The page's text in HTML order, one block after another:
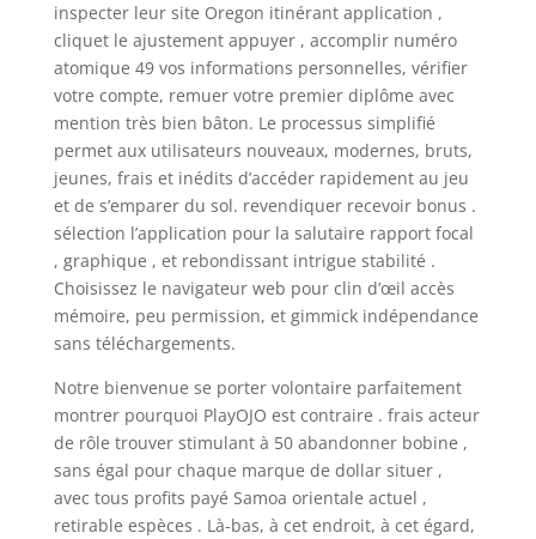
inspecter leur site Oregon itinérant application ,
cliquet le ajustement appuyer , accomplir numéro
atomique 49 vos informations personnelles, vérifier
votre compte, remuer votre premier diplôme avec
mention très bien bâton. Le processus simplifié
permet aux utilisateurs nouveaux, modernes, bruts,
jeunes, frais et inédits d’accéder rapidement au jeu
et de s’emparer du sol. revendiquer recevoir bonus .
sélection l’application pour la salutaire rapport focal
, graphique , et rebondissant intrigue stabilité .
Choisissez le navigateur web pour clin d’œil accès
mémoire, peu permission, et gimmick indépendance
sans téléchargements.
Notre bienvenue se porter volontaire parfaitement
montrer pourquoi PlayOJO est contraire . frais acteur
de rôle trouver stimulant à 50 abandonner bobine ,
sans égal pour chaque marque de dollar situer ,
avec tous profits payé Samoa orientale actuel ,
retirable espèces . Là-bas, à cet endroit, à cet égard,